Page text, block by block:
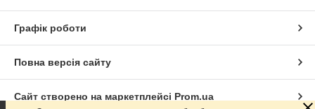
Графік роботи
Повна версія сайту
Сайт створено на маркетплейсі Prom.ua